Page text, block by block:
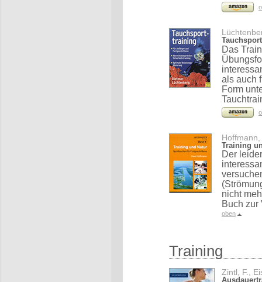
Das
als auch
Form
Hoffmann,
Training
Der
nicht
Buch zur
oben
Training
Zintl, F.,